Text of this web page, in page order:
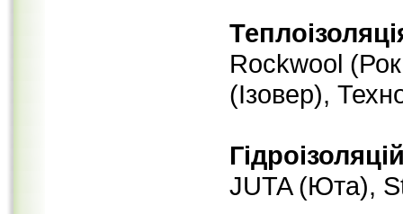
Rockwool
(Ізовер),
JUTA (Юта),